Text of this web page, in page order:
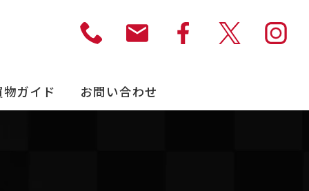
ガイド お問い合わせ